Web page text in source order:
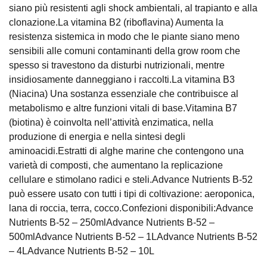
siano più resistenti agli shock ambientali, al trapianto e alla
clonazione.La vitamina B2 (riboflavina) Aumenta la
resistenza sistemica in modo che le piante siano meno
sensibili alle comuni contaminanti della grow room che
spesso si travestono da disturbi nutrizionali, mentre
insidiosamente danneggiano i raccolti.La vitamina B3
(Niacina) Una sostanza essenziale che contribuisce al
metabolismo e altre funzioni vitali di base.Vitamina B7
(biotina) è coinvolta nell’attività enzimatica, nella
produzione di energia e nella sintesi degli
aminoacidi.Estratti di alghe marine che contengono una
varietà di composti, che aumentano la replicazione
cellulare e stimolano radici e steli.Advance Nutrients B-52
può essere usato con tutti i tipi di coltivazione: aeroponica,
lana di roccia, terra, cocco.Confezioni disponibili:Advance
Nutrients B-52 – 250mlAdvance Nutrients B-52 –
500mlAdvance Nutrients B-52 – 1LAdvance Nutrients B-52
– 4LAdvance Nutrients B-52 – 10L